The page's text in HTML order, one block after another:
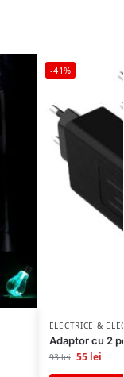
-41%
ELECTRICE &
Adaptor cu 2
93lei 55 lei